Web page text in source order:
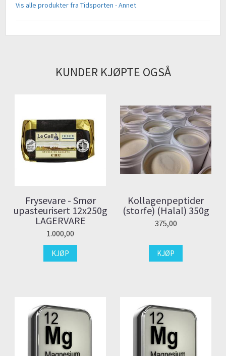
Vis alle produkter fra Tidsporten - Annet
KUNDER KJØPTE OGSÅ
Frysevare - Smør
upasteurisert 12x250g
LAGERVARE
1.000,00
KJØP
Kollagenpeptider
(storfe) (Halal) 350g
375,00
KJØP